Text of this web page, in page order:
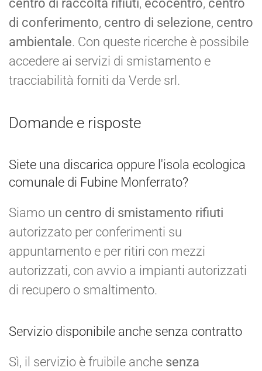
centro di raccolta rifiuti, ecocentro, centro
di conferimento, centro di selezione, centro
ambientale. Con queste ricerche è possibile
accedere ai servizi di smistamento e
tracciabilità forniti da Verde srl.
Domande e risposte
Siete una discarica oppure l'isola ecologica
comunale di Fubine Monferrato?
Siamo un centro di smistamento rifiuti
autorizzato per conferimenti su
appuntamento e per ritiri con mezzi
autorizzati, con avvio a impianti autorizzati
di recupero o smaltimento.
Servizio disponibile anche senza contratto
Sì, il servizio è fruibile anche senza